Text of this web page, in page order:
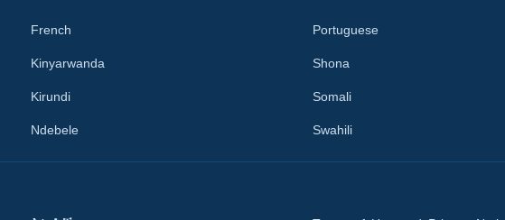
French
Kinyarwanda
Kirundi
Ndebele
Portuguese
Shona
Somali
Swahili